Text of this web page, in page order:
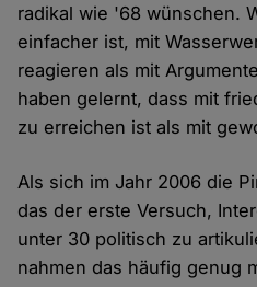
radikal wie '68 wünschen.
einfacher ist, mit
reagieren als mit
haben gelernt, dass mit
zu erreichen ist als mit
Als sich im Jahr 2006 die
das der erste Versuch,
unter 30 politisch zu
nahmen das häufig genug